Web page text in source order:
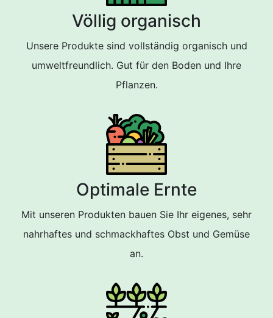
Völlig organisch
Unsere Produkte sind vollständig organisch und
umweltfreundlich. Gut für den Boden und Ihre
Pflanzen.
Optimale Ernte
Mit unseren Produkten bauen Sie Ihr eigenes, sehr
nahrhaftes und schmackhaftes Obst und Gemüse
an.